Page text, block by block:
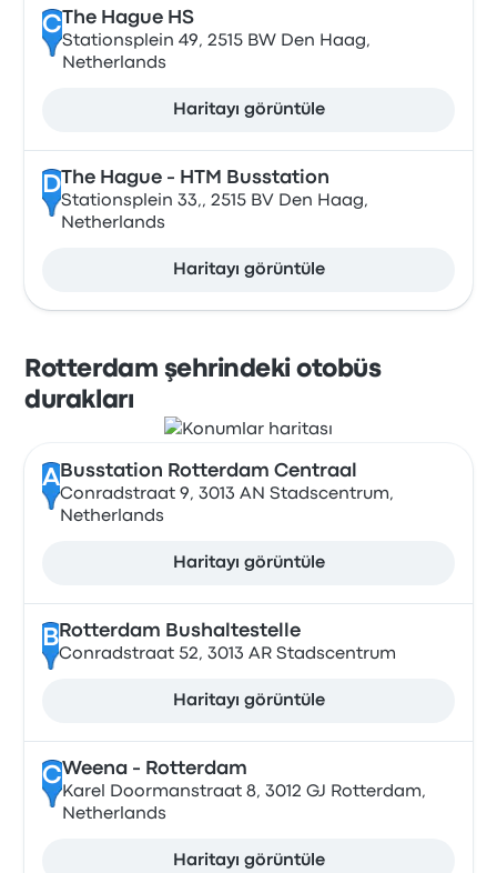
CThe Hague HS
Stationsplein 49, 2515 BW Den Haag,
Netherlands
Haritayı görüntüle
DThe Hague - HTM Busstation
Stationsplein 33,, 2515 BV Den Haag,
Netherlands
Haritayı görüntüle
Rotterdam şehrindeki otobüs
durakları
A Busstation Rotterdam Centraal
Conradstraat 9, 3013 AN Stadscentrum,
Netherlands
Haritayı görüntüle
B Rotterdam Bushaltestelle
Conradstraat 52, 3013 AR Stadscentrum
Haritayı görüntüle
CWeena - Rotterdam
Karel Doormanstraat 8, 3012 GJ Rotterdam,
Netherlands
Haritayı görüntüle